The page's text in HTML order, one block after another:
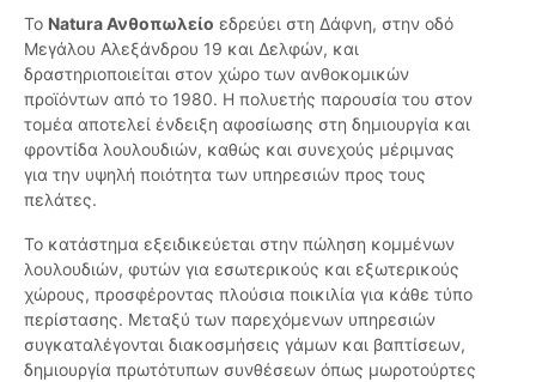
Το Natura Ανθοπωλείο εδρεύει στη Δάφνη, στην οδό
Μεγάλου Αλεξάνδρου 19 και Δελφών, και
δραστηριοποιείται στον χώρο των ανθοκομικών
προϊόντων από το 1980. Η πολυετής παρουσία του στον
τομέα αποτελεί ένδειξη αφοσίωσης στη δημιουργία και
φροντίδα λουλουδιών, καθώς και συνεχούς μέριμνας
για την υψηλή ποιότητα των υπηρεσιών προς τους
πελάτες.
Το κατάστημα εξειδικεύεται στην πώληση κομμένων
λουλουδιών, φυτών για εσωτερικούς και εξωτερικούς
χώρους, προσφέροντας πλούσια ποικιλία για κάθε τύπο
περίστασης. Μεταξύ των παρεχόμενων υπηρεσιών
συγκαταλέγονται διακοσμήσεις γάμων και βαπτίσεων,
δημιουργία πρωτότυπων συνθέσεων όπως μωροτούρτες